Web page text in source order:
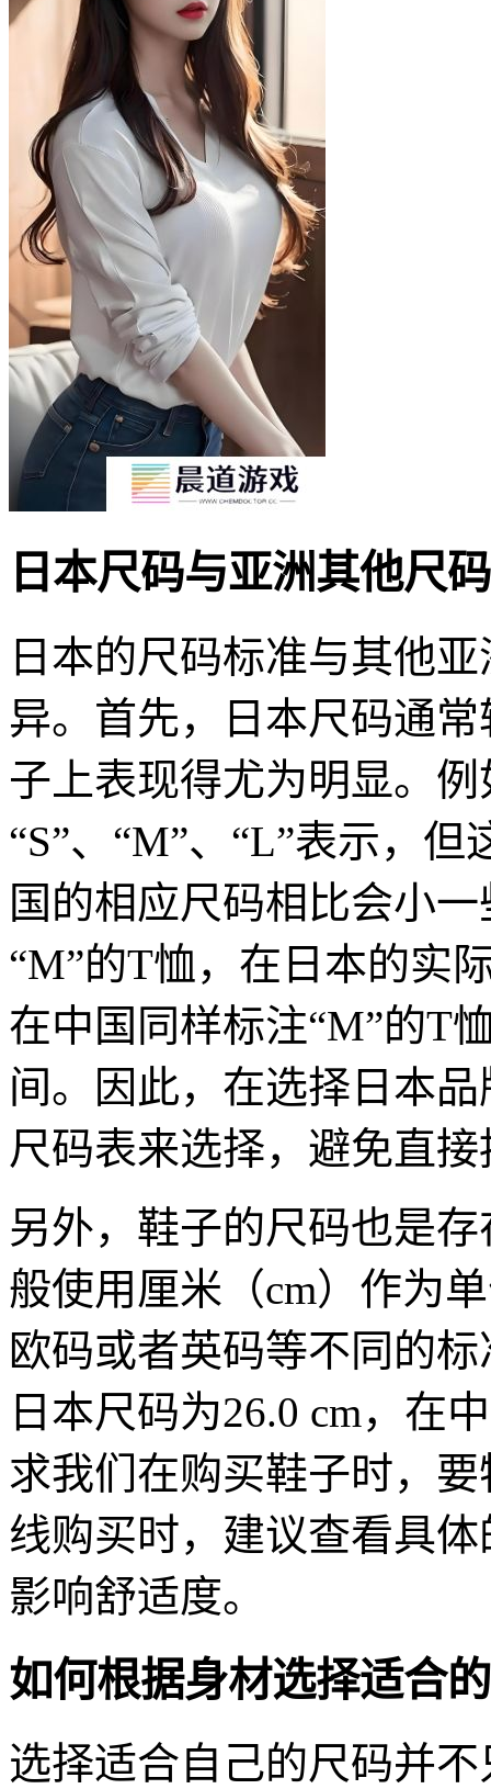
日本尺码与亚洲其他尺
日本的尺码标准与其他
异。首先，日本尺码通
子上表现得尤为明显。
“S”、“M”、“L”表示，
国的相应尺码相比会小
“M”的T恤，在日本的实
在中国同样标注“M”的T
间。因此，在选择日本
尺码表来选择，避免直
另外，鞋子的尺码也是
般使用厘米（cm）作为
欧码或者英码等不同的
日本尺码为26.0 cm，在
求我们在购买鞋子时，
线购买时，建议查看具
影响舒适度。
如何根据身材选择适合
选择适合自己的尺码并